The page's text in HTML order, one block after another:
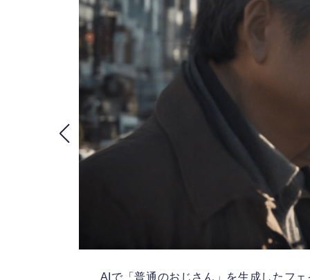
AIで「普通のおじさん」を生成したフ